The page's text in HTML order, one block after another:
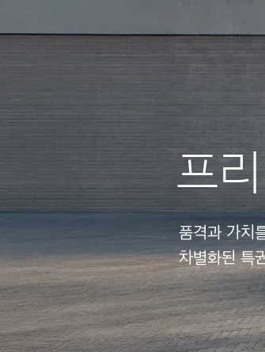
프
품격과 가치
차별화된 특